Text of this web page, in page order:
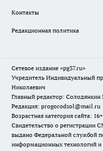
Контакты
Редакционная политика
Сетевое издание «pg37.ru»
Учредитель Индивидуальный
Николаевич
Главный редактор:
Редакция: progorodsol@mail.ru
Возрастная категория сайта: 16+
Свидетельство о
выдано Федеральной службой
информационных технологий